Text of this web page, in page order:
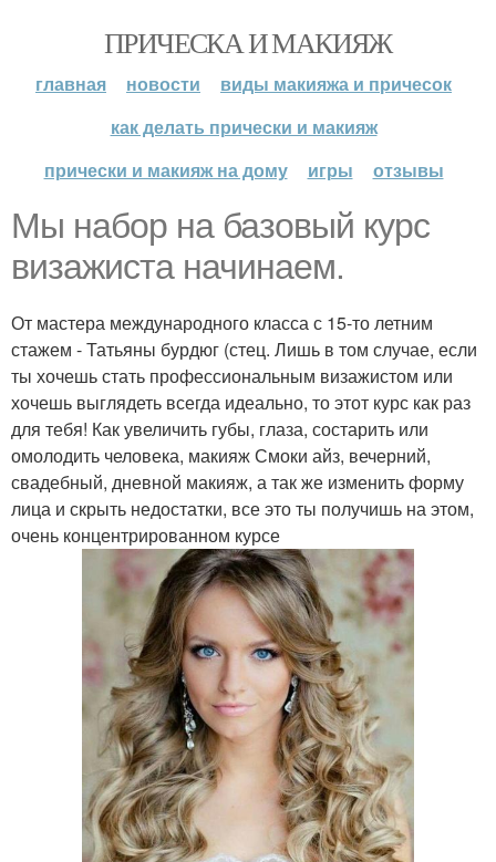
ПРИЧЕСКА И МАКИЯЖ
главная новости
виды макияжа и причесок
как делать прически и макияж
прически и макияж на дому
игры отзывы
Мы набор на базовый курс
визажиста начинаем.
От мастера международного класса с 15-то летним
стажем - Татьяны бурдюг (стец. Лишь в том случае, если
ты хочешь стать профессиональным визажистом или
хочешь выглядеть всегда идеально, то этот курс как раз
для тебя! Как увеличить губы, глаза, состарить или
омолодить человека, макияж Смоки айз, вечерний,
свадебный, дневной макияж, а так же изменить форму
лица и скрыть недостатки, все это ты получишь на этом,
очень концентрированном курсе